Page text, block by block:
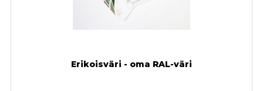
Erikoisväri - oma RAL-väri